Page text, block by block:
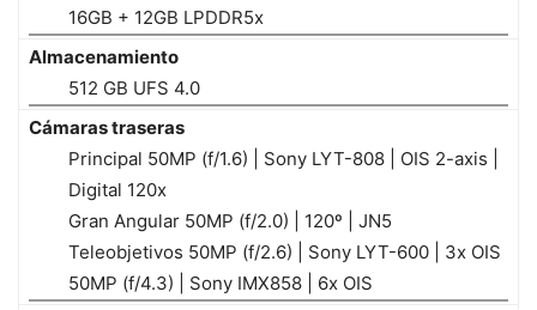
16GB + 12GB LPDDR5x
Almacenamiento
512 GB UFS 4.0
Cámaras traseras
Principal 50MP (f/1.6) | Sony LYT-808 | OIS 2-axis |
Digital 120x
Gran Angular 50MP (f/2.0) | 120º | JN5
Teleobjetivos 50MP (f/2.6) | Sony LYT-600 | 3x OIS
50MP (f/4.3) | Sony IMX858 | 6x OIS